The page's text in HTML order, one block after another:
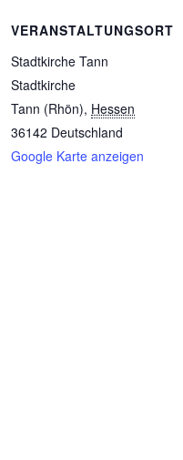
VERANSTALTUNGSORT
Stadtkirche Tann
Stadtkirche
Tann (Rhön), Hessen
36142 Deutschland
Google Karte anzeigen